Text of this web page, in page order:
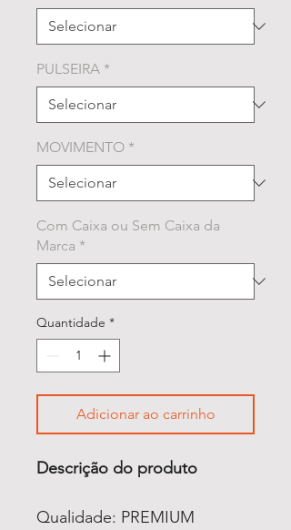
PULSEIRA *
MOVIMENTO *
Com Caixa ou Sem Caixa da
Marca *
Quantidade *
Adicionar ao carrinho
Descrição do produto
Qualidade: PREMIUM